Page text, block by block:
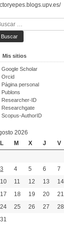
Mis sitios
Google Scholar
Orcid
Página personal
Publons
Researcher-ID
Researchgate
Scopus-AuthorID
2026
L
M X J V
3
4 5 6 7
10
11 12 13 14
17
18 19 20 21
24
25 26 27 28
31